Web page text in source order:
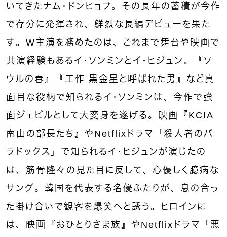
いてきたナム・ドンヒョプ。その長年の蓄積が今作
で存分に発揮され、鮮烈な長編デビューを果た
す。W主演を務めたのは、これまで舞台や映画で
共演経験もあるイ・ソンミンとイ・ヒジュン。『ソ
ウルの春』『工作 黒金星と呼ばれた男』など真
面目な役柄で知られるイ・ソンミンは、今作で強
面ジェピルとして大変身を遂げる。映画『KCIA
南山の部長たち』やNetflixドラマ「殺人者のパ
ラドックス」で知られるイ・ヒジュンが演じたの
は、筋骨隆々の見た目に反して、心優しく臆病な
サング。韓国を代表する名優ふたりが、息の合っ
た掛け合いで観客を爆笑へと誘う。ヒロインに
は、映画『おひとりさま族』やNetflixドラマ「悪